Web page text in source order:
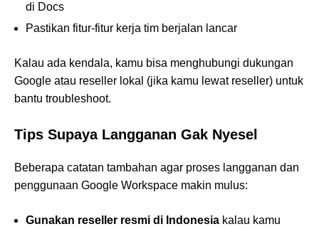
di Docs
Pastikan fitur-fitur kerja tim berjalan lancar
Kalau ada kendala, kamu bisa menghubungi dukungan
Google atau reseller lokal (jika kamu lewat reseller) untuk
bantu troubleshoot.
Tips Supaya Langganan Gak Nyesel
Beberapa catatan tambahan agar proses langganan dan
penggunaan Google Workspace makin mulus:
Gunakan reseller resmi di Indonesia kalau kamu